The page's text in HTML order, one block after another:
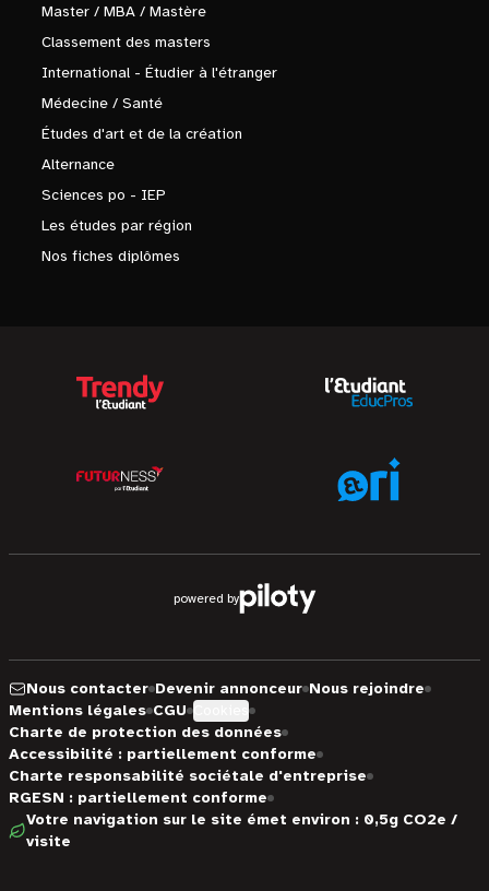
Master / MBA / Mastère
Classement des masters
International - Étudier à l'étranger
Médecine / Santé
Études d'art et de la création
Alternance
Sciences po - IEP
Les études par région
Nos fiches diplômes
powered by
Nous contacter Devenir annonceur Nous rejoindre
Mentions légales CGU
Charte de protection des données
Accessibilité : partiellement conforme
Charte responsabilité sociétale d'entreprise
RGESN : partiellement conforme
Votre navigation sur le site émet environ : 0,5g CO2e /
visite